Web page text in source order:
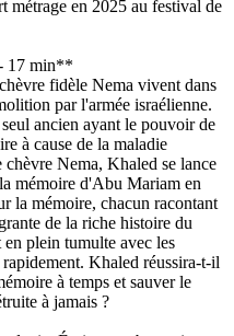
métrage en 2025 au festival de
17 min**
fidèle Nema vivent dans
par l'armée israélienne.
ancien ayant le pouvoir de
à cause de la maladie
Nema, Khaled se lance
mémoire d'Abu Mariam en
la mémoire, chacun racontant
de la riche histoire du
plein tumulte avec les
Khaled réussira-t-il
à temps et sauver le
à jamais ?